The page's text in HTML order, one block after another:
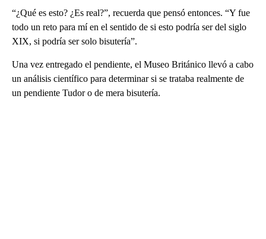
“¿Qué es esto? ¿Es real?”, recuerda que pensó entonces. “Y fue
todo un reto para mí en el sentido de si esto podría ser del siglo
XIX, si podría ser solo bisutería”.
Una vez entregado el pendiente, el Museo Británico llevó a cabo
un análisis científico para determinar si se trataba realmente de
un pendiente Tudor o de mera bisutería.